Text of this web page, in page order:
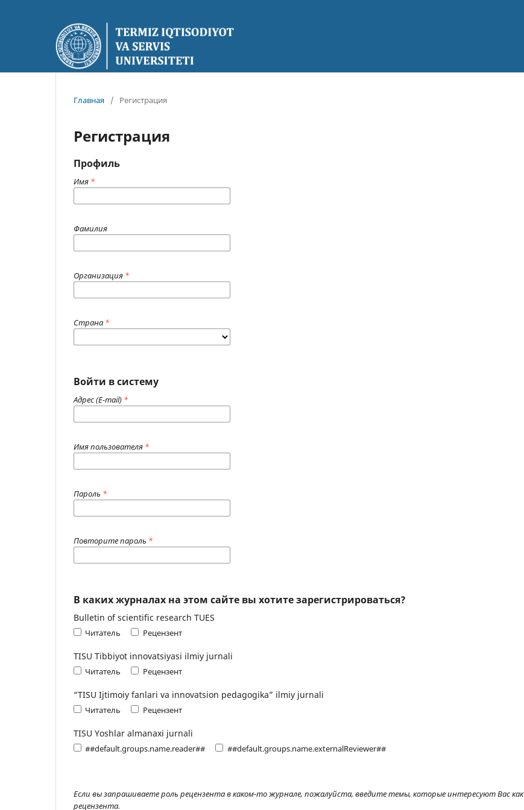
Главная / Регистрация
Регистрация
Профиль
Имя *
Фамилия
Организация *
Страна *
Войти в систему
Адрес (E-mail) *
Имя пользователя *
Пароль *
Повторите пароль *
В каких журналах на этом сайте вы хотите зарегистрироваться?
Bulletin of scientific research TUES
Читатель Рецензент
TISU Tibbiyot innovatsiyasi ilmiy jurnali
Читатель Рецензент
“TISU Ijtimoiy fanlari va innovatsion pedagogika” ilmiy jurnali
Читатель Рецензент
TISU Yoshlar almanaxi jurnali
##default.groups.name.reader## ##default.groups.name.externalReviewer##
Если вы запрашиваете роль рецензента в каком-то журнале, пожалуйста, введите темы, которые интересуют Вас как
рецензента.